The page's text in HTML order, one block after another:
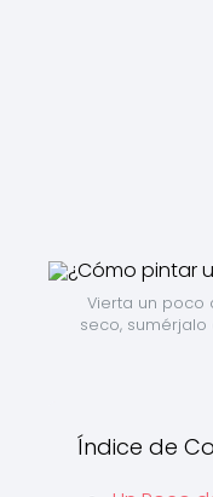
Vierta un poco
seco,
Índice de